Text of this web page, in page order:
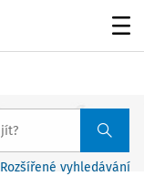
Rozšířené vyhledávání